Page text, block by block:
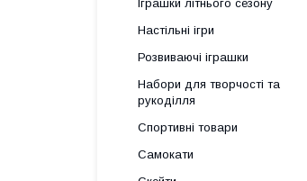
Іграшки літнього сезону
Настільні ігри
Розвиваючі іграшки
Набори для творчості та
рукоділля
Спортивні товари
Самокати